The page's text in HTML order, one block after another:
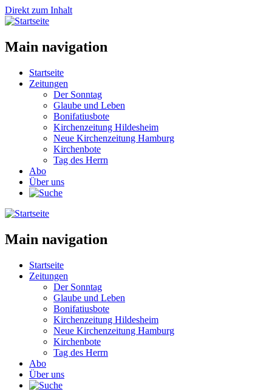
Direkt zum Inhalt
Main navigation
Startseite
Zeitungen
Der Sonntag
Glaube und Leben
Bonifatiusbote
Kirchenzeitung Hildesheim
Neue Kirchenzeitung Hamburg
Kirchenbote
Tag des Herrn
Abo
Über uns
Main navigation
Startseite
Zeitungen
Der Sonntag
Glaube und Leben
Bonifatiusbote
Kirchenzeitung Hildesheim
Neue Kirchenzeitung Hamburg
Kirchenbote
Tag des Herrn
Abo
Über uns